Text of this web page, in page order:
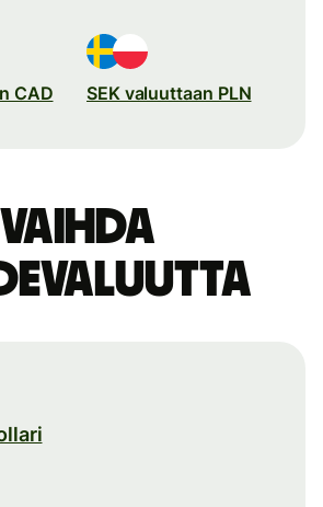
CAD SEK valuuttaan PLN
Vaihda